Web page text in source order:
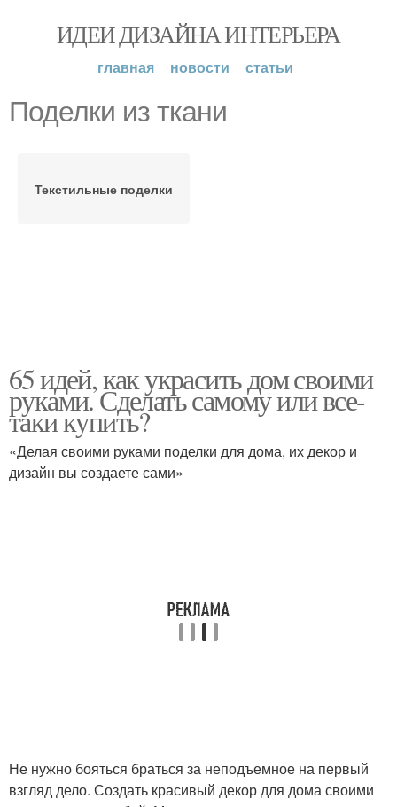
ИДЕИ ДИЗАЙНА ИНТЕРЬЕРА
главная новости статьи
Поделки из ткани
Текстильные поделки
65 идей, как украсить дом своими
руками. Сделать самому или все-
таки купить?
«Делая своими руками поделки для дома, их декор и
дизайн вы создаете сами»
Не нужно бояться браться за неподъемное на первый
взгляд дело. Создать красивый декор для дома своими